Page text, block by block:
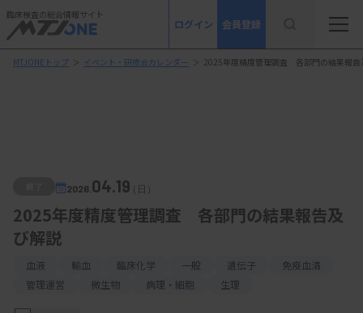
臨床検査の総合情報サイト
ログイン 会員登録
MTJONEトップ ＞ イベント・研修会カレンダー ＞ 2025年度精度管理調査 各部門の結果報告
2026. 04.19（日）
2025年度精度管理調査 各部門の結果報告及
び解説
血液 輸血 臨床化学 一般 遺伝子
免疫血清
管理運営
微生物 病理・細胞 生理